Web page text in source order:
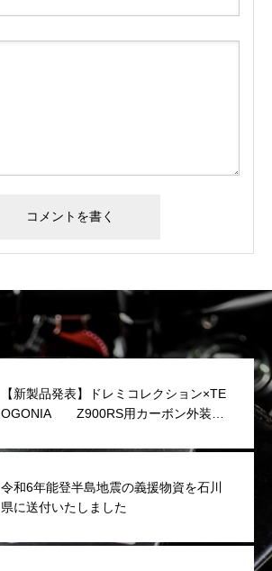
【新製品発表】ドレミコレクション×TE
OGONIA Z900RS用カーボン外装シ
令和6年能登半島地震の義援物資を石川
県に送付いたしました